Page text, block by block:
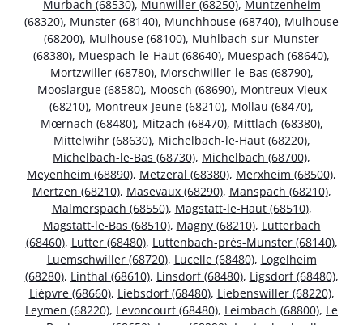
Murbach (68530), Munwiller (68250), Muntzenheim
(68320), Munster (68140), Munchhouse (68740), Mulhouse
(68200), Mulhouse (68100), Muhlbach-sur-Munster
(68380), Muespach-le-Haut (68640), Muespach (68640),
Mortzwiller (68780), Morschwiller-le-Bas (68790),
Mooslargue (68580), Moosch (68690), Montreux-Vieux
(68210), Montreux-Jeune (68210), Mollau (68470),
Mœrnach (68480), Mitzach (68470), Mittlach (68380),
Mittelwihr (68630), Michelbach-le-Haut (68220),
Michelbach-le-Bas (68730), Michelbach (68700),
Meyenheim (68890), Metzeral (68380), Merxheim (68500),
Mertzen (68210), Masevaux (68290), Manspach (68210),
Malmerspach (68550), Magstatt-le-Haut (68510),
Magstatt-le-Bas (68510), Magny (68210), Lutterbach
(68460), Lutter (68480), Luttenbach-près-Munster (68140),
Luemschwiller (68720), Lucelle (68480), Logelheim
(68280), Linthal (68610), Linsdorf (68480), Ligsdorf (68480),
Lièpvre (68660), Liebsdorf (68480), Liebenswiller (68220),
Leymen (68220), Levoncourt (68480), Leimbach (68800), Le